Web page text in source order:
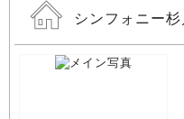
シンフォニー